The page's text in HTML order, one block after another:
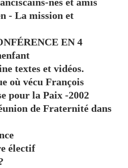
- La mission et
EN 4
textes et vidéos.
où vécu François
pour la Paix -2002
de Fraternité dans
électif